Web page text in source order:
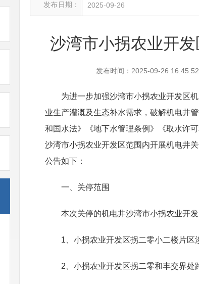
发布日期： 2025-09-26
沙湾市小拐农业开
发布时间：2025-09-26 16:45:52
为进一步加强沙湾市小拐农业开发区
业生产灌溉及生态补水需求，破解机电井
和国水法》《地下水管理条例》《取水许
沙湾市小拐农业开发区范围内开展机电井
公告如下：
一、关停范围
本次关停的机电井沙湾市小拐农业开发
1、小拐农业开发区拐二零小二楼片区
2、小拐农业开发区拐二零和丰交界处